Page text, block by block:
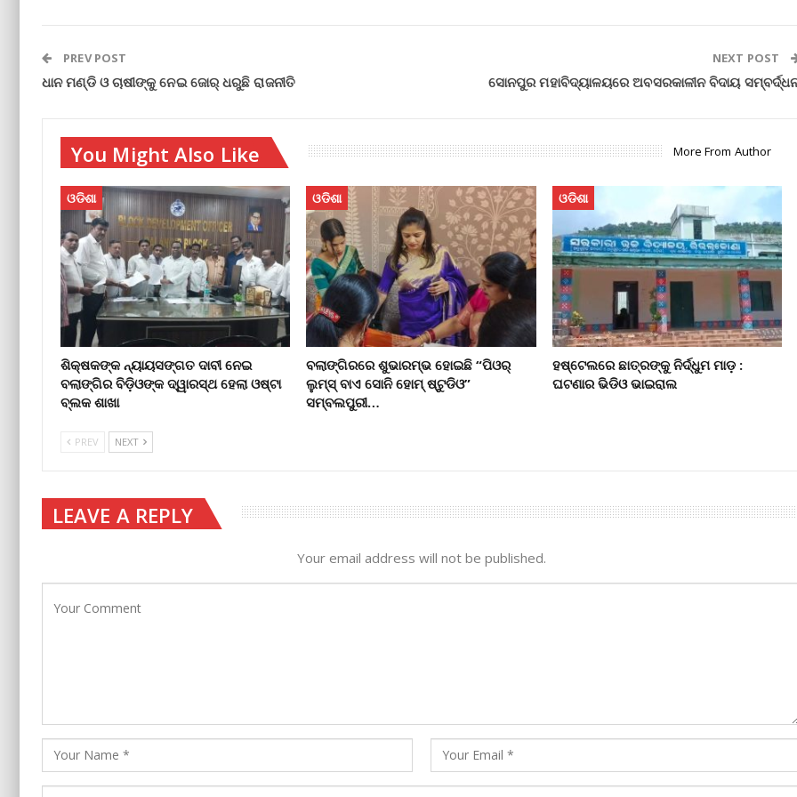
PREV POST
ଧାନ ମଣ୍ଡି ଓ ଚାଷୀଙ୍କୁ ନେଇ ଜୋର୍‌ ଧରୁଛି ରାଜନୀତି
NEXT POST
ସୋନପୁର ମହାବିଦ୍ୟାଳୟରେ ଅବସରକାଳୀନ ବିଦାୟ
You Might Also Like More From Author
ଓଡିଶା
ଶିକ୍ଷକଙ୍କ ନ୍ୟାୟସଙ୍ଗତ ଦାବୀ ନେଇ
ବଲାଙ୍ଗିର ବିଡ଼ିଓଙ୍କ ଦ୍ୱାରସ୍ଥ ହେଲା ଓଷ୍ଟା
ବ୍ଲକ ଶାଖା
ଓଡିଶା
ବଲାଙ୍ଗିରରେ ଶୁଭାରମ୍ଭ ହୋଇଛି “ପିଓର୍
ଲୁମ୍ସ୍ ବାଏ ସୋନି ହୋମ୍ ଷ୍ଟୁଡିଓ”
ସମ୍ବଲପୁରୀ…
ଓଡିଶା
ହଷ୍ଟେଲରେ ଛାତ୍ରଙ୍କୁ ନିର୍ଦ୍ଧୁମ ମାଡ଼ :
ଘଟଣାର ଭିଡିଓ ଭାଇରାଲ
PREV NEXT
LEAVE A REPLY
Your email address will not be published.